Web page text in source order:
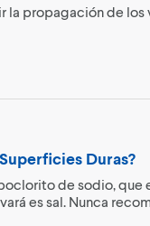
la propagación de los
Duras?
de sodio,
es sal. Nunca